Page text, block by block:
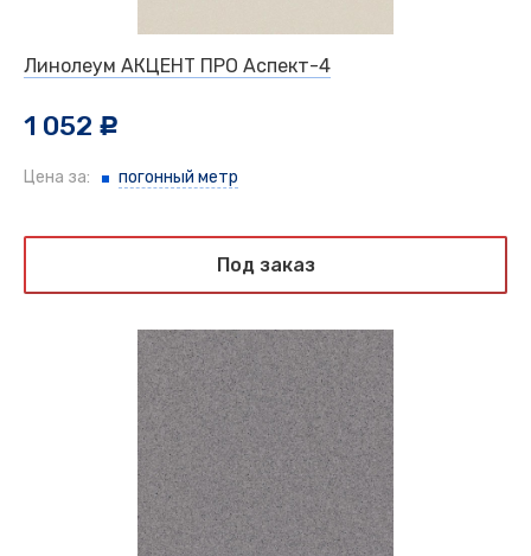
Линолеум АКЦЕНТ ПРО Аспект-4
1 052 c
Цена за: погонный метр
Под заказ